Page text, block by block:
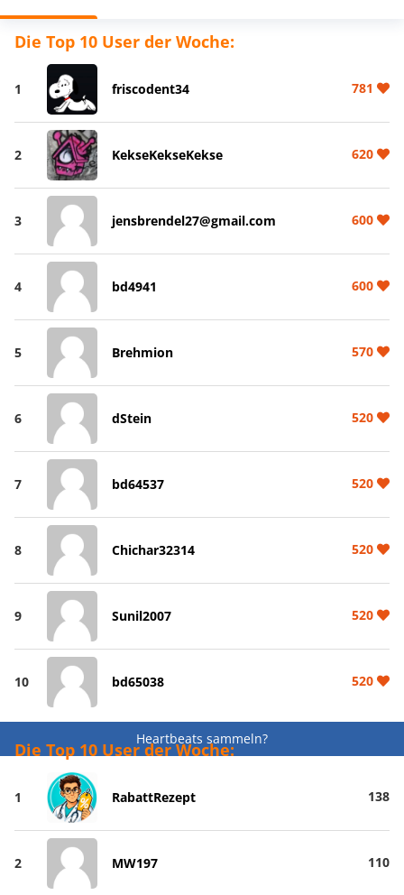
Die Top 10 User der Woche:
1 friscodent34 781
2 KekseKekseKekse 620
3 jensbrendel27@gmail.com 600
4 bd4941 600
5 Brehmion 570
6 dStein 520
7 bd64537 520
8 Chichar32314 520
9 Sunil2007 520
10 bd65038 520
Heartbeats sammeln?
Die Top 10 User der Woche:
1 RabattRezept 138
2 MW197 110